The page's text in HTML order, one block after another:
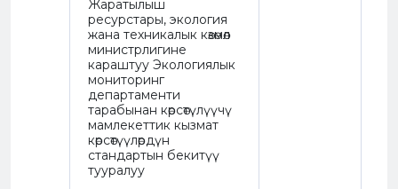
Жаратылыш
ресурстары, экология
жана техникалык көзөмөл
министрлигине
караштуу Экологиялык
мониторинг
департаменти
тарабынан көрсөтүлүүчү
мамлекеттик кызмат
көрсөтүүлөрдүн
стандартын бекитүү
тууралуу